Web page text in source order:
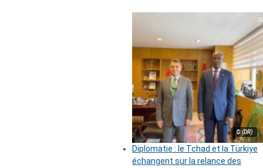
© (DR)
Diplomatie : le Tchad et la Türkiye
échangent sur la relance des